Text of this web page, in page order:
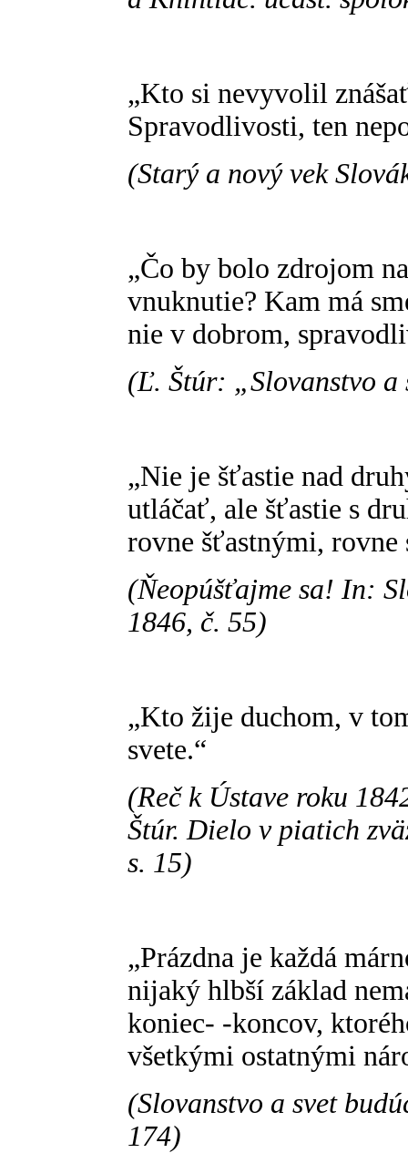
„Kto si nevyvolil
Spravodlivosti, ten
(Starý a nový vek
„Čo by bolo zdrojom
vnuknutie? Kam má
nie v dobrom,
(Ľ. Štúr: „Slovanstvo a
„Nie je šťastie nad
utláčať, ale šťastie s
rovne šťastnými, rovne
(Ňeopúšťajme sa! In:
1846, č. 55)
„Kto žije duchom, v
svete.“
(Reč k Ústave roku
Štúr. Dielo v piatich
s. 15)
„Prázdna je každá
nijaký hlbší základ
koniec- -koncov,
všetkými ostatnými
(Slovanstvo a svet
174)